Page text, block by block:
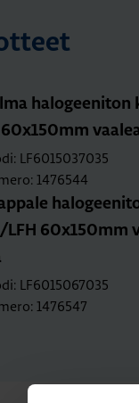
ha­lo­gee­ni­ton
60x150mm
LF6015037035
1476544
LFH 60x150mm
LF6015067035
1476547